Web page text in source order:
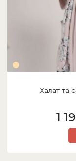
Халат та
1